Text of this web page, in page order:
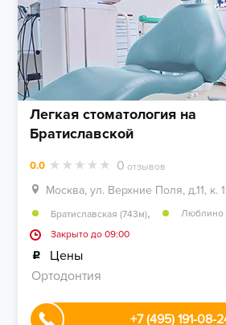
Легкая стоматология на
Братиславской
0.0 0 отзывов
Москва, ул. Верхние Поля, д.11, к.
Братиславская (743м),
Люблино
Закрыто до 09:00
Цены
Ортодонтия
+7 (495) 191-08-